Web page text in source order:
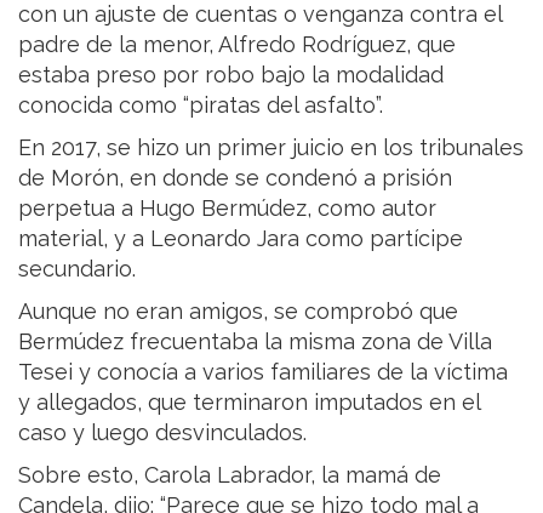
con un ajuste de cuentas o venganza contra el
padre de la menor, Alfredo Rodríguez, que
estaba preso por robo bajo la modalidad
conocida como “piratas del asfalto”.
En 2017, se hizo un primer juicio en los tribunales
de Morón, en donde se condenó a prisión
perpetua a Hugo Bermúdez, como autor
material, y a Leonardo Jara como partícipe
secundario.
Aunque no eran amigos, se comprobó que
Bermúdez frecuentaba la misma zona de Villa
Tesei y conocía a varios familiares de la víctima
y allegados, que terminaron imputados en el
caso y luego desvinculados.
Sobre esto, Carola Labrador, la mamá de
Candela, dijo: “Parece que se hizo todo mal a